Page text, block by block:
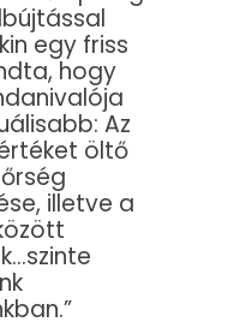
egy friss
hogy
Az
öltő
illetve a